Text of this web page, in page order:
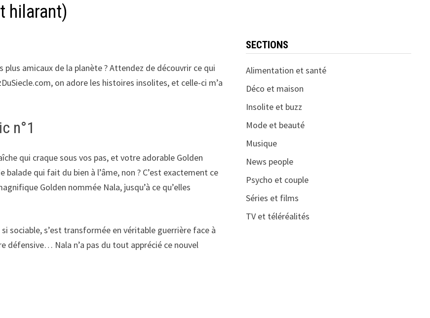
hilarant)
amicaux de la planète ? Attendez de découvrir ce qui
on adore les histoires insolites, et celle-ci m’a
n°1
qui craque sous vos pas, et votre adorable Golden
qui fait du bien à l’âme, non ? C’est exactement ce
Golden nommée Nala, jusqu’à ce qu’elles
sociable, s’est transformée en véritable guerrière face à
défensive… Nala n’a pas du tout apprécié ce nouvel
SECTIONS
Alimentation et santé
Déco et maison
Insolite et buzz
Mode et beauté
Musique
News people
Psycho et couple
Séries et films
TV et téléréalités